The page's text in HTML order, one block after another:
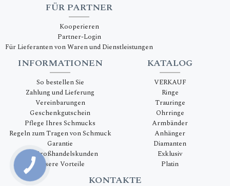
KATALOG
VERKAUF
Ringe
Trauringe
Ohrringe
Armbänder
Anhänger
Diamanten
Exklusiv
Platin
INFORMATIONEN
So bestellen Sie
Zahlung und Lieferung
Vereinbarungen
Geschenkgutschein
Pflege Ihres Schmucks
Regeln zum Tragen von Schmuck
Garantie
Für Großhandelskunden
Unsere Vorteile
FÜR PARTNER
Kooperieren
Partner-Login
Für Lieferanten von Waren und Dienstleistungen
KONTAKTE